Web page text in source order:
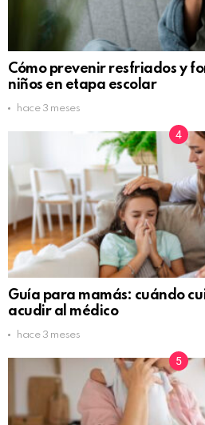
Cómo prevenir resfriados y
niños en etapa escolar
hace 3 meses
Guía para mamás: cuándo
acudir al médico
hace 3 meses